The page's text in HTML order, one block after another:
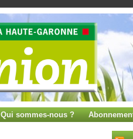
Qui sommes-nous ?